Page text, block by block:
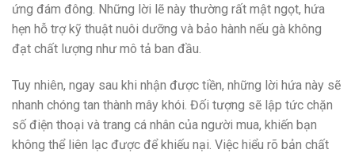
ứng đám đông. Những lời lẽ này thường rất mật ngọt, hứa
hẹn hỗ trợ kỹ thuật nuôi dưỡng và bảo hành nếu gà không
đạt chất lượng như mô tả ban đầu.
Tuy nhiên, ngay sau khi nhận được tiền, những lời hứa này sẽ
nhanh chóng tan thành mây khói. Đối tượng sẽ lập tức chặn
số điện thoại và trang cá nhân của người mua, khiến bạn
không thể liên lạc được để khiếu nại. Việc hiểu rõ bản chất